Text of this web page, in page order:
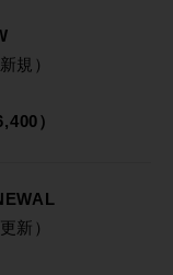
規）
）
新）